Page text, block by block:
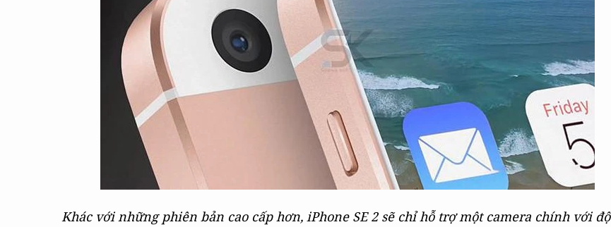
Khác với những phiên bản cao cấp hơn, iPhone SE 2 sẽ chỉ hỗ trợ một camera chính với độ